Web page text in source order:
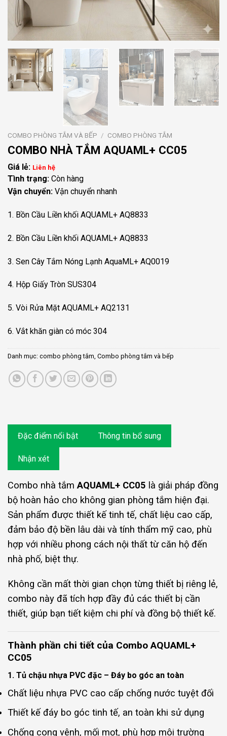
COMBO PHÒNG TẮM VÀ BẾP / COMBO PHÒNG TẮM
COMBO NHÀ TẮM AQUAML+ CC05
Liên hệ
Tình trạng: Còn hàng
Vận chuyển: Vận chuyển nhanh
1. Bồn Cầu Liền khối AQUAML+ AQ8833
2. Bồn Cầu Liền khối AQUAML+ AQ8833
3. Sen Cây Tắm Nóng Lạnh AquaML+ AQ0019
4. Hộp Giấy Tròn SUS304
5. Vòi Rửa Mặt AQUAML+ AQ2131
6. Vắt khăn giàn có móc 304
Danh mục: combo phòng tắm Combo phòng tắm và bếp
Đặc điểm nổi bật Thông tin bổ sung
Nhận xét
Combo nhà tắm AQUAML+ CC05 là giải pháp đồng
bộ hoàn hảo cho không gian phòng tắm hiện đại.
Sản phẩm được thiết kế tinh tế, chất liệu cao cấp,
đảm bảo độ bền lâu dài và tính thẩm mỹ cao, phù
hợp với nhiều phong cách nội thất từ căn hộ đến
nhà phố, biệt thự.
Không cần mất thời gian chọn từng thiết bị riêng lẻ,
combo này đã tích hợp đầy đủ các thiết bị cần
thiết, giúp bạn tiết kiệm chi phí và đồng bộ thiết kế.
Thành phần chi tiết của Combo AQUAML+
CC05
1. Tủ chậu nhựa PVC đặc – Đáy bo góc an toàn
Chất liệu nhựa PVC cao cấp chống nước tuyệt đối
Thiết kế đáy bo góc tinh tế, an toàn khi sử dụng
Chống cong vênh, mối mọt, phù hợp môi trường